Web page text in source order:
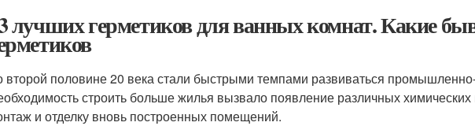
лучших герметиков для ванных комнат. Какие
второй половине 20 века стали быстрыми темпами развиваться
строить больше жилья вызвало появление различных
и отделку вновь построенных помещений.